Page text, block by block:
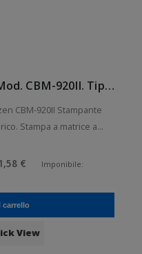
CBM920II24RFDC Citizen Mod. CBM-920II. Tipologia: Desktop.
Stampante
Stampa a matrice a
€ Imponibile:
carrello
View